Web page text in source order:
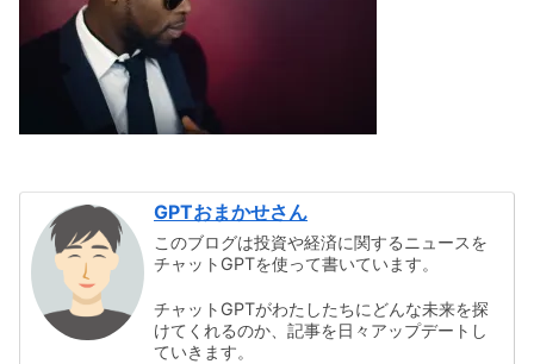
GPTおまかせさん
このブログは投資や経済に関するニュースを
チャットGPTを使って書いています。
チャットGPTがわたしたちにどんな未来を探
けてくれるのか、記事を日々アップデートし
ていきます。